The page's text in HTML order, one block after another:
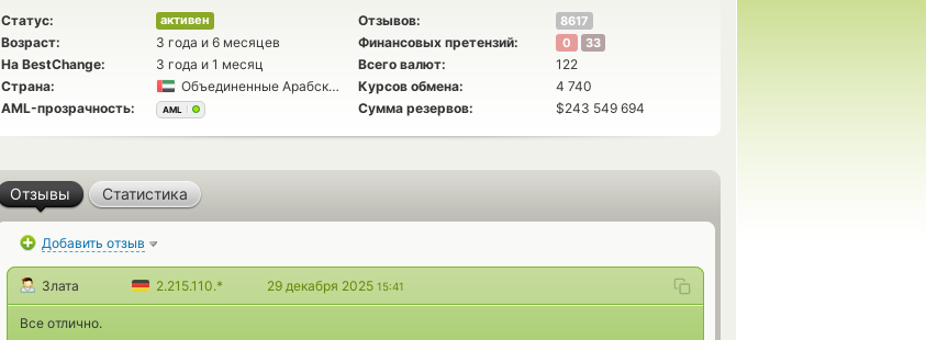
Статус: активен Отзывов: 8617
Возраст: 3 года и 6 месяцев Финансовых претензий: 0 33
На BestChange: 3 года и 1 месяц Всего валют:
122
Страна:
Объединенные Арабские Эмираты Курсов обмена:
4 740
AML-прозрачность:
AML Сумма резервов: $243 549 694
Отзывы Статистика
Добавить отзыв
Злата 2.215.110.* 29 декабря 2025 15:41
Все отлично.